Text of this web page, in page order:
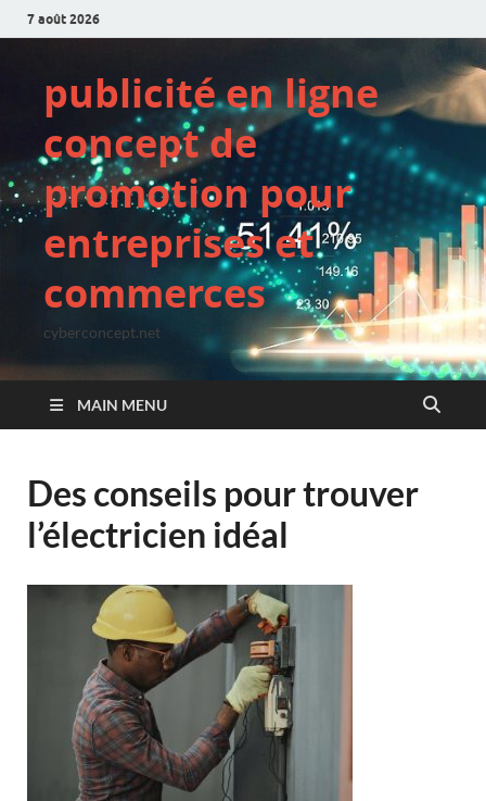
7 août 2026
publicité en ligne
concept de
promotion pour
entreprises et
commerces
cyberconcept.net
MAIN MENU
Des conseils pour trouver
l’électricien idéal